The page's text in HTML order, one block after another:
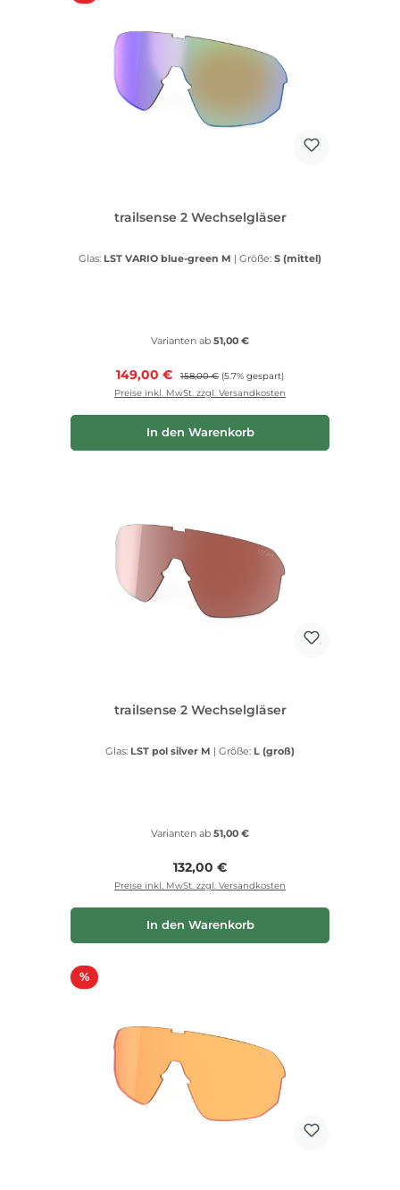
trailsense 2 Wechselgläser
Glas: LST VARIO blue-green M | Größe: S (mittel)
Varianten ab 51,00 €
Verkaufspreis:
149,00 € Regulärer Preis:
158,00 € (5.7% gespart)
Preise inkl. MwSt. zzgl. Versandkosten
In den Warenkorb
trailsense 2 Wechselgläser
Glas: LST pol silver M | Größe: L (groß)
Varianten ab 51,00 €
Regulärer Preis:
132,00 €
Preise inkl. MwSt. zzgl. Versandkosten
In den Warenkorb
%Rabatt